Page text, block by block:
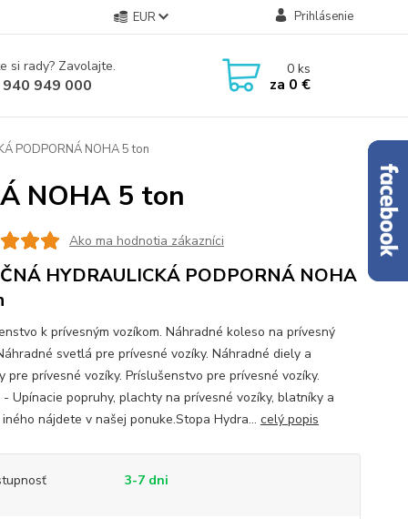
EUR Prihlásenie
si rady? Zavolajte.
949 000
0ks
za 0 €
PODPORNÁ NOHA 5 ton
NOHA 5 ton
Ako ma hodnotia zákazníci
HYDRAULICKÁ PODPORNÁ NOHA
k prívesným vozíkom. Náhradné koleso na prívesný
svetlá pre prívesné vozíky. Náhradné diely a
pre prívesné vozíky. Príslušenstvo pre prívesné vozíky.
Upínacie popruhy, plachty na prívesné vozíky, blatníky a
nájdete v našej ponuke.Stopa Hydra... celý popis
3-7 dni